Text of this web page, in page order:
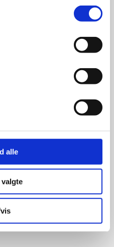
alle
så har I en
produkt, eller et
så send en
,
rigtige produkt
dygtig pris.